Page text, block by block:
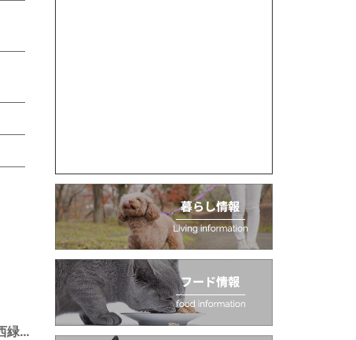
ポートアイランド西緑地（兵庫県神戸市）